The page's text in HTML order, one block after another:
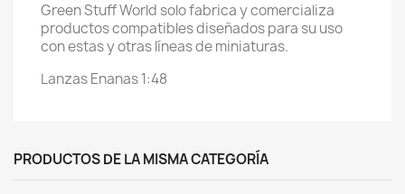
Green Stuff World solo fabrica y comercializa
productos compatibles diseñados para su uso
con estas y otras líneas de miniaturas.
Lanzas Enanas 1:48
PRODUCTOS DE LA MISMA CATEGORÍA